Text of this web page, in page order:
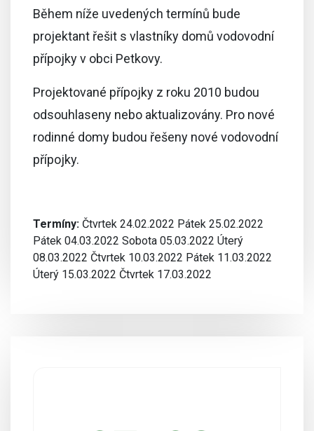
Během níže uvedených termínů bude
projektant řešit s vlastníky domů vodovodní
přípojky v obci Petkovy.
Projektované přípojky z roku 2010 budou
odsouhlaseny nebo aktualizovány. Pro nové
rodinné domy budou řešeny nové vodovodní
přípojky.
Termíny: Čtvrtek 24.02.2022 Pátek 25.02.2022
Pátek 04.03.2022 Sobota 05.03.2022 Úterý
08.03.2022 Čtvrtek 10.03.2022 Pátek 11.03.2022
Úterý 15.03.2022 Čtvrtek 17.03.2022